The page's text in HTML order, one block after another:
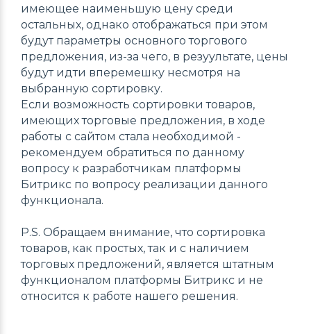
имеющее наименьшую цену среди
остальных, однако отображаться при этом
будут параметры основного торгового
предложения, из-за чего, в резуультате, цены
будут идти вперемешку несмотря на
выбранную сортировку.
Если возможность сортировки товаров,
имеющих торговые предложения, в ходе
работы с сайтом стала необходимой -
рекомендуем обратиться по данному
вопросу к разработчикам платформы
Битрикс по вопросу реализации данного
функционала.
P.S. Обращаем внимание, что сортировка
товаров, как простых, так и с наличием
торговых предложений, является штатным
функционалом платформы Битрикс и не
относится к работе нашего решения.